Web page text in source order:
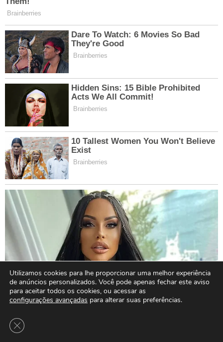
Utilizamos cookies para lhe proporcionar uma melhor experiência
de anúncios personalizados. Você pode apenas fechar este aviso
para aceitar todos os cookies, ou acessar as
configurações avançadas para alterar suas preferências.
Close GDPR Cookie Banner